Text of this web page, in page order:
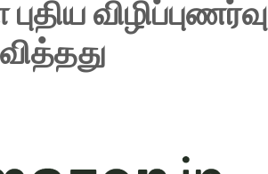
விழிப்புணர்வு